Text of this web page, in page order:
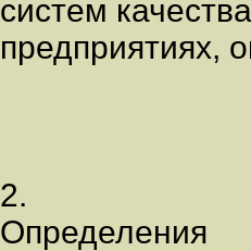
систем
предприятиях,
2.
Определения